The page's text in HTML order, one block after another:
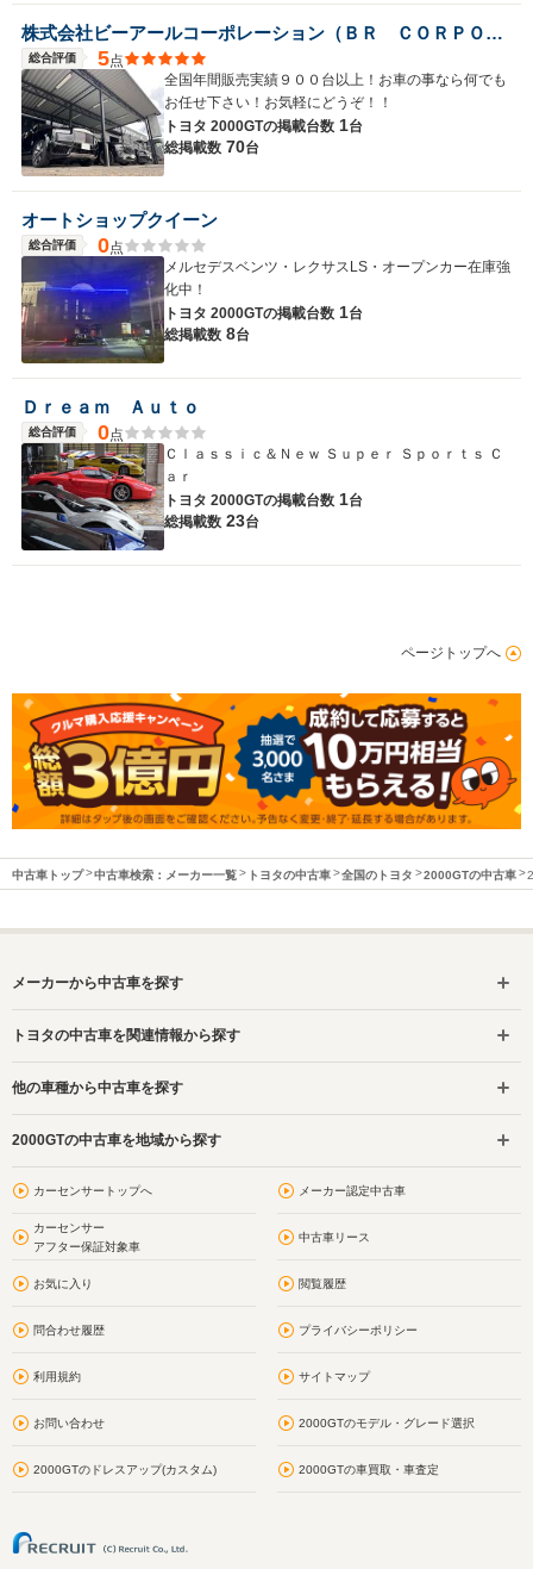
株式会社ビーアールコーポレーション（ＢＲ ＣＯＲＰＯＲＡＴＩＯＮ）
総合評価 5点
全国年間販売実績９００台以上！お車の事なら何でも
お任せ下さい！お気軽にどうぞ！！
トヨタ 2000GTの掲載台数 1台
総掲載数 70台
オートショップクイーン
総合評価 0点
メルセデスベンツ・レクサスLS・オープンカー在庫強
化中！
トヨタ 2000GTの掲載台数 1台
総掲載数 8台
Ｄｒｅａｍ Ａｕｔｏ
総合評価 0点
Ｃｌａｓｓｉｃ＆Ｎｅｗ Ｓｕｐｅｒ Ｓｐｏｒｔｓ Ｃ
ａｒ
トヨタ 2000GTの掲載台数 1台
総掲載数 23台
ページトップへ
中古車トップ 中古車検索：メーカー一覧 トヨタの中古車 全国のトヨタ 2000GTの中古車
メーカーから中古車を探す
トヨタの中古車を関連情報から探す
他の車種から中古車を探す
2000GTの中古車を地域から探す
カーセンサートップへ メーカー認定中古車
カーセンサー
アフター保証対象車
中古車リース
お気に入り 閲覧履歴
問合わせ履歴 プライバシーポリシー
利用規約 サイトマップ
お問い合わせ 2000GTのモデル・グレード選択
2000GTのドレスアップ(カスタム) 2000GTの車買取・車査定